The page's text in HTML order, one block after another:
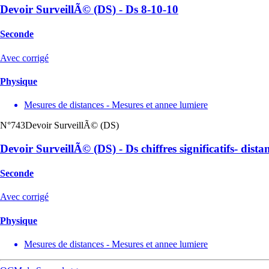
Devoir SurveillÃ© (DS) - Ds 8-10-10
Seconde
Avec corrigé
Physique
Mesures de distances - Mesures et annee lumiere
N°743Devoir SurveillÃ© (DS)
Devoir SurveillÃ© (DS) - Ds chiffres significatifs-
Seconde
Avec corrigé
Physique
Mesures de distances - Mesures et annee lumiere